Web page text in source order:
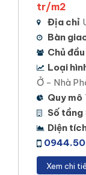
tr/m2
Địa chỉ
Bàn
Chủ
Loại
Ở - Nhà
Quy mô
Số tầng
Diện
Xem chi